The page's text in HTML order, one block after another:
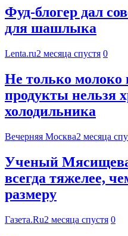
Фуд-блогер дал
для шашлыка
Lenta.ru2 месяца спустя 0
Не только молоко
продукты нельзя
холодильника
Вечерняя Москва2 месяца
Ученый
всегда тяжелее,
размеру
Газета.Ru2 месяца спустя 0